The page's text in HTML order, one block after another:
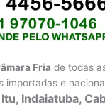
Fria de todas
importadas e
Indaiatuba,